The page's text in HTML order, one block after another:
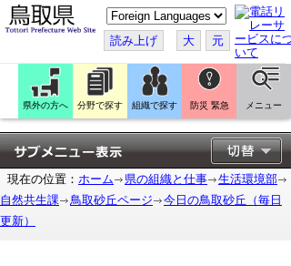
こ
の
ペ
ー
ジ
翻
訳
す
る
読み上げ 大 元
県外の方へ 分野で探す 組織で探す 防災 緊急 メニュー
現在の位置： ホーム 県の組織と仕事
生活環境部
自然共生課
鳥取砂丘ページ
今日の鳥取砂丘（毎日
更新）